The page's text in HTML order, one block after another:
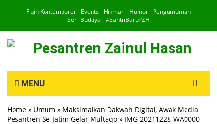
Fiqih Kontemporer Events Hikmah Humor
Pengumuman
Seni Budaya
#SantriBaruPZH
MENU
Home » Umum » Maksimalkan Dakwah Digital, Awak Media
Pesantren Se-Jatim Gelar Multaqo » IMG-20211228-WA0000